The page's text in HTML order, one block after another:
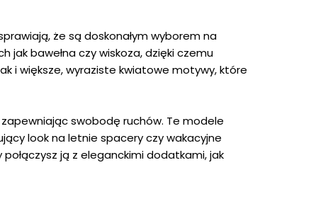
że są doskonałym wyborem na
jak bawełna czy wiskoza, dzięki czemu
i większe, wyraziste kwiatowe motywy, które
swobodę ruchów. Te modele
look na letnie spacery czy wakacyjne
ją z eleganckimi dodatkami, jak